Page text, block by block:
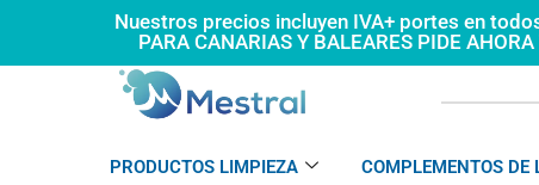
Nuestros precios incluyen IVA+ portes en
PARA CANARIAS Y BALEARES PIDE
PRODUCTOS LIMPIEZA COMPLEMENTOS DE